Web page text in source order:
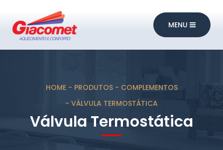
MENU
HOME PRODUTOS
COMPLEMENTOS
VÁLVULA TERMOSTÁTICA
Válvula Termostática